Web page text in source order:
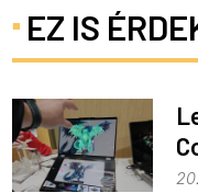
EZ IS